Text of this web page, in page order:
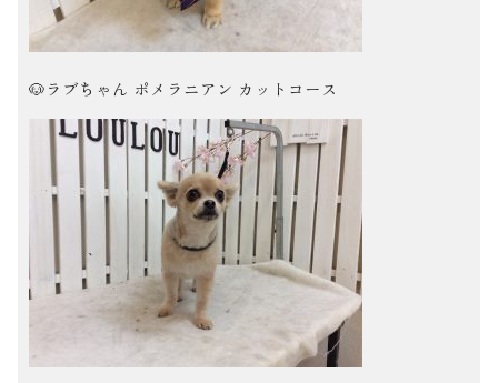
🐶ラブちゃん ポメラニアン カットコース